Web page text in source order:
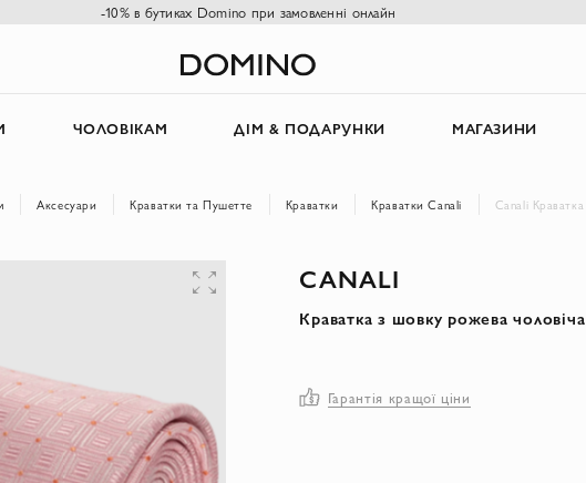
-10% в бутиках Domino при замовленні онлайн
ЧОЛОВІКАМ ДІМ & ПОДАРУНКИ МАГАЗИНИ
Аксесуари Краватки та Пушетте Краватки Краватки Canali Canali
CANALI
Краватка з шовку рожева чоловіча
Гарантія кращої ціни